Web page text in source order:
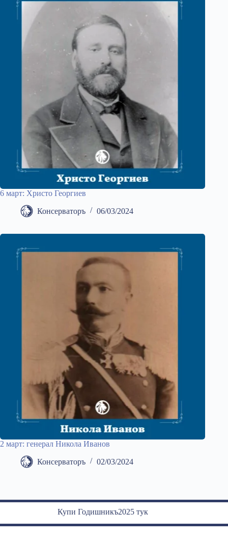
6 март: Христо Георгиев
Консерваторъ 06/03/2024
2 март: генерал Никола Иванов
Консерваторъ 02/03/2024
Купи Годишникъ2025 тук